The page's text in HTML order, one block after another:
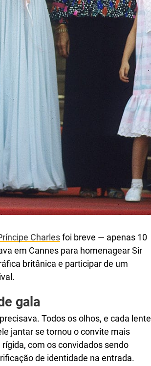
Charlesfoi breve — apenas 10
em Cannes para homenagear Sir
britânica e participar de um
gala
Todos os olhos, e cada lente
jantar se tornou o convite mais
com os convidados sendo
de identidade na entrada.